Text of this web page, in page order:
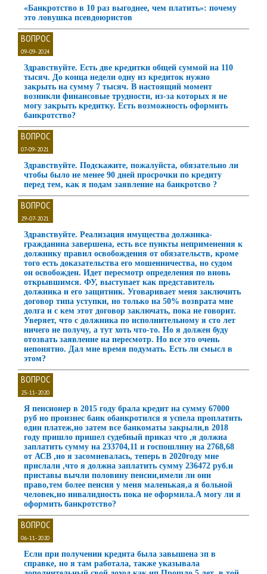
«Банкротство в 10 раз выгоднее, чем платить»: почему
это ловушка псевдоюристов
ВОПРОС
09-09-2024
Здравствуйте. Есть две кредитки общей суммой на 110
тысяч. До конца недели одну из кредиток нужно
закрыть на сумму 7 тысяч. В настоящий момент
возникли финансовые трудности, из-за которых я не
могу закрыть кредитку. Есть возможность оформить
банкротство?
ВОПРОС
07-09-2021
Здравствуйте. Подскажите, пожалуйста, обязательно ли
чтобы было не менее 90 дней просрочки по кредиту
перед тем, как я подам заявление на банкротсво ?
ВОПРОС
29-07-2021
Здравствуйте. Реализация имущества должника-
гражданина завершена, есть все пункты неприменения к
должнику правил освобождения от обязательств, кроме
того есть доказательства его мошенничества, но судом
он освобожден. Идет пересмотр определения по вновь
открывшимся. ФУ, выступает как представитель
должника и его защитник. Уговаривает меня заключить
договор типа уступки, но только на 50% возврата мне
долга и с кем этот договор заключать, пока не говорит.
Уверяет, что с должника по исполнительному я сто лет
ничего не получу, а тут хоть что-то. Но я должен буду
отозвать заявление на пересмотр. Но все это очень
непонятно. Дал мне время подумать. Есть ли смысл в
этом?
ВОПРОС
25-11-2020
Я пенсионер в 2015 году брала кредит на сумму 67000
руб но произнес банк обанкротился я успела проплатить
один платеж,но затем все банкоматы закрыли,в 2018
году пришло пришел судебный приказ что ,я должна
заплатить сумму на 233704,11 и госпошлину на 2768,68
от АСВ ,но я засомневалась, теперь в 2020году мне
прислали ,что я должна заплатить сумму 236472 руб.и
приставы вычли половину пенсии,имели ли они
право,тем более пенсия у меня маленькая,а я больной
человек,но инвалидность пока не оформила.А могу ли я
оформить банкротство?
ВОПРОС
06-11-2020
Если при получении кредита была завышена зп в
справке, но я там работала, также указывала